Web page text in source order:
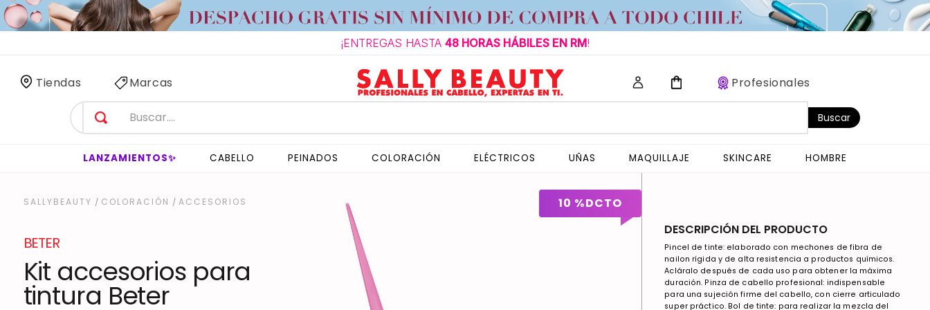
¡ENTREGAS HASTA 48 HORAS HÁBILES EN RM!
Tiendas Marcas Profesionales
Buscar
LANZAMIENTOS✨ CABELLO PEINADOS COLORACIÓN ELÉCTRICOS UÑAS MAQUILLAJE SKINCARE HOMBRE
COLORACIÓN ACCESORIOS
BETER
Kit accesorios para
tintura Beter
10 %DCTO
DESCRIPCIÓN DEL PRODUCTO
Pincel de tinte: elaborado con mechones de fibra de
nailon rígida y de alta resistencia a productos químicos.
Acláralo después de cada uso para obtener la máxima
duración. Pinza de cabello profesional: indispensable
para una sujeción firme del cabello, con cierre articulado
super práctico. Bol de tinte: para realizar la mezcla del